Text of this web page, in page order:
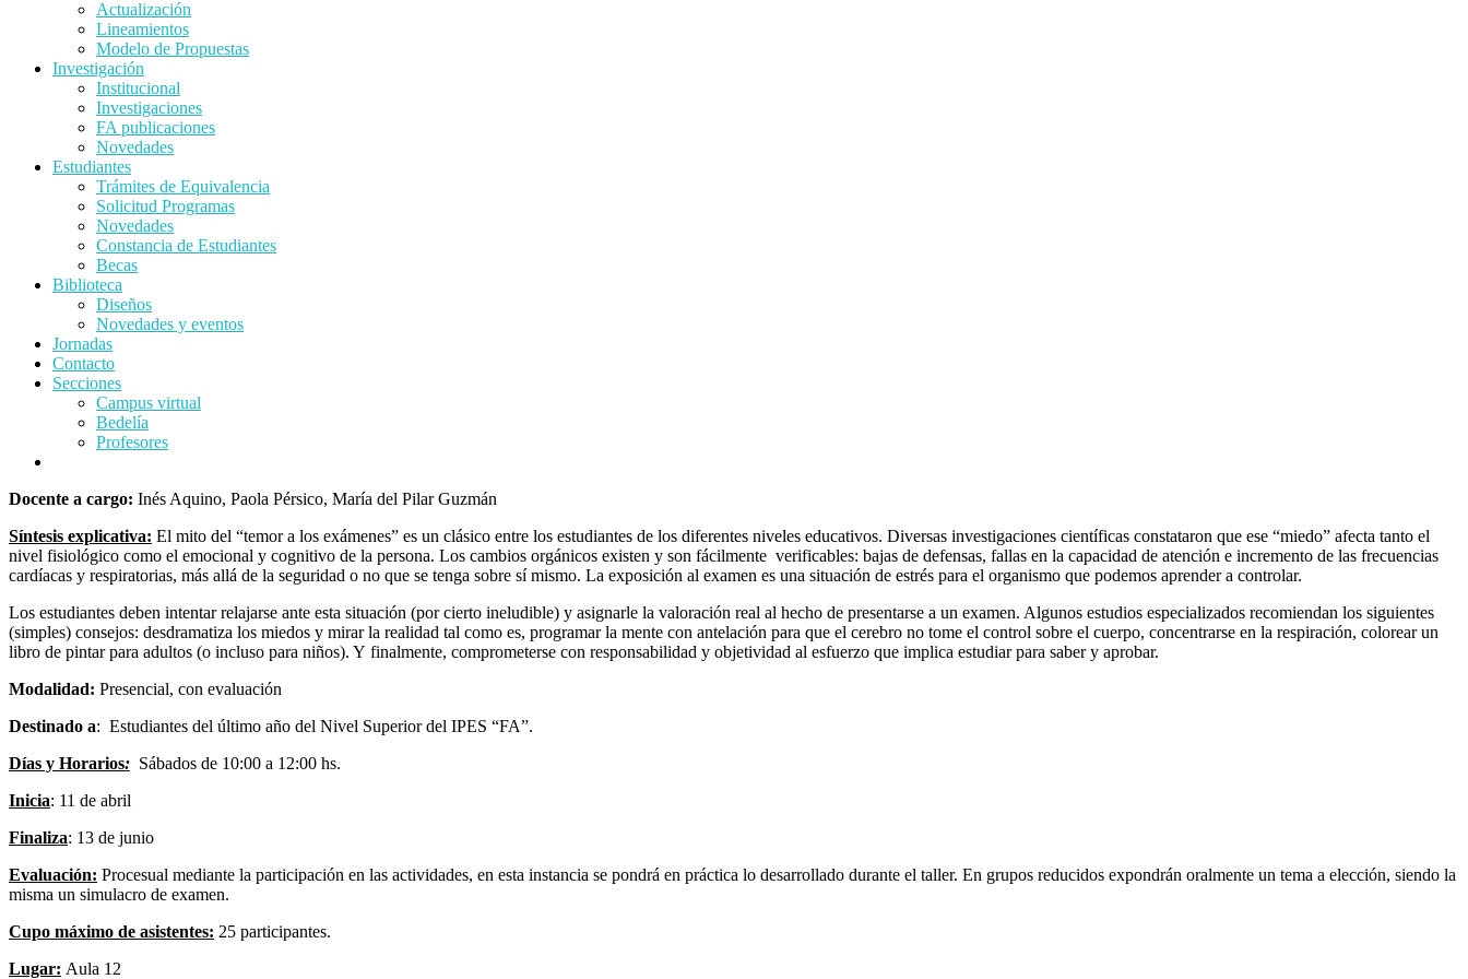
Actualización
Lineamientos
Modelo de Propuestas
Investigación
Institucional
Investigaciones
FA publicaciones
Novedades
Estudiantes
Trámites de Equivalencia
Solicitud Programas
Novedades
Constancia de Estudiantes
Becas
Biblioteca
Diseños
Novedades y eventos
Jornadas
Contacto
Secciones
Campus virtual
Bedelía
Profesores
Docente a cargo: Inés Aquino, Paola Pérsico, María del Pilar Guzmán
Síntesis explicativa: El mito del “temor a los exámenes” es un clásico entre los estudiantes de los diferentes niveles educativos. Diversas investigaciones científicas constataron que ese “miedo” afecta tanto el
nivel fisiológico como el emocional y cognitivo de la persona. Los cambios orgánicos existen y son fácilmente verificables: bajas de defensas, fallas en la capacidad de atención e incremento de las frecuencias
cardíacas y respiratorias, más allá de la seguridad o no que se tenga sobre sí mismo. La exposición al examen es una situación de estrés para el organismo que podemos aprender a controlar.
Los estudiantes deben intentar relajarse ante esta situación (por cierto ineludible) y asignarle la valoración real al hecho de presentarse a un examen. Algunos estudios especializados recomiendan los siguientes
(simples) consejos: desdramatiza los miedos y mirar la realidad tal como es, programar la mente con antelación para que el cerebro no tome el control sobre el cuerpo, concentrarse en la respiración, colorear un
libro de pintar para adultos (o incluso para niños). Y finalmente, comprometerse con responsabilidad y objetividad al esfuerzo que implica estudiar para saber y aprobar.
Modalidad: Presencial, con evaluación
Destinado a: Estudiantes del último año del Nivel Superior del IPES “FA”.
Días y Horarios: Sábados de 10:00 a 12:00 hs.
Inicia: 11 de abril
Finaliza: 13 de junio
Evaluación: Procesual mediante la participación en las actividades, en esta instancia se pondrá en práctica lo desarrollado durante el taller. En grupos reducidos expondrán oralmente un tema a elección, siendo la
misma un simulacro de examen.
Cupo máximo de asistentes: 25 participantes.
Lugar: Aula 12